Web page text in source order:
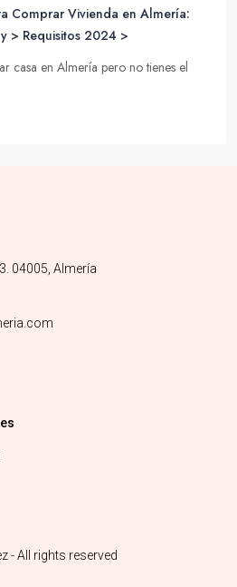
Comprar Vivienda en Almería:
> Requisitos 2024 >
casa en Almería pero no tienes el
04005, Almería
- All rights reserved